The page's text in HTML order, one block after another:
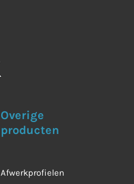
Overige
producten
Afwerkprofielen